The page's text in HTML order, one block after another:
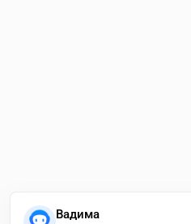
Вадима